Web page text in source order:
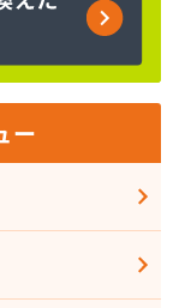
丘ガス基地
営業所
業部
ー